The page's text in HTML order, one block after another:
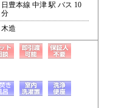
日豊本線 中津 駅 バス 10
分
木造